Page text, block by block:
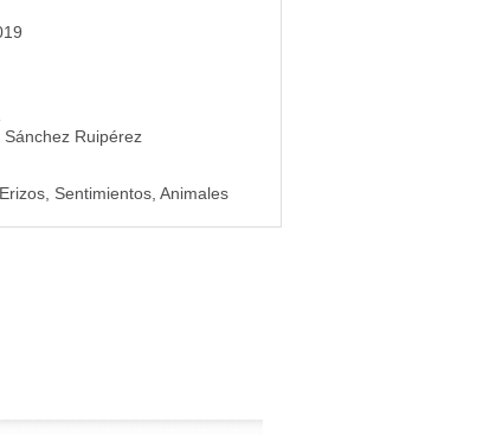
Ruipérez
Sentimientos, Animales